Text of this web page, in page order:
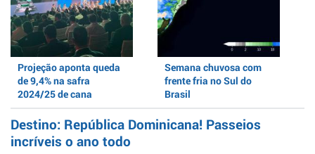
Projeção aponta queda
de 9,4% na safra
2024/25 de cana
Semana chuvosa com
frente fria no Sul do
Brasil
Destino: República Dominicana! Passeios
incríveis o ano todo